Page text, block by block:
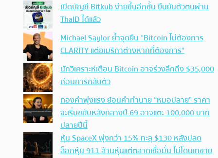
เปิดบัญชี Bitkub ง่ายขึ้นอีกขั้น ยืนยันตัวตนผ่าน
ThaID ได้แล้ว
Michael Saylor ย้ำจุดยืน “Bitcoin ไม่ต้องการ
CLARITY แต่อเมริกาต่างหากที่ต้องการ”
นักวิเคราะห์เตือน Bitcoin อาจร่วงลึกถึง $35,000
ก่อนการกลับตัว
ทองคำพุ่งแรง ย้อนคำทำนาย “หมอปลาย” ราคา
จะเริ่มขยับหลังกลางปี 69 อาจแตะ 100,000 บาท
ปลายปีนี้
หุ้น SpaceX พุ่งกว่า 15% ทะลุ $130 หลังปลด
ล็อกหุ้น 911 ล้านหุ้นแต่ตลาดเชื่อมั่น ไม่โดนเทขาย